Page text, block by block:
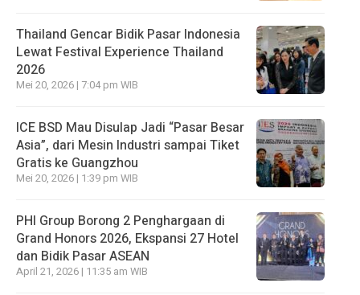
Thailand Gencar Bidik Pasar Indonesia
Lewat Festival Experience Thailand
2026
Mei 20, 2026 | 7:04 pm WIB
ICE BSD Mau Disulap Jadi “Pasar Besar
Asia”, dari Mesin Industri sampai Tiket
Gratis ke Guangzhou
Mei 20, 2026 | 1:39 pm WIB
PHI Group Borong 2 Penghargaan di
Grand Honors 2026, Ekspansi 27 Hotel
dan Bidik Pasar ASEAN
April 21, 2026 | 11:35 am WIB